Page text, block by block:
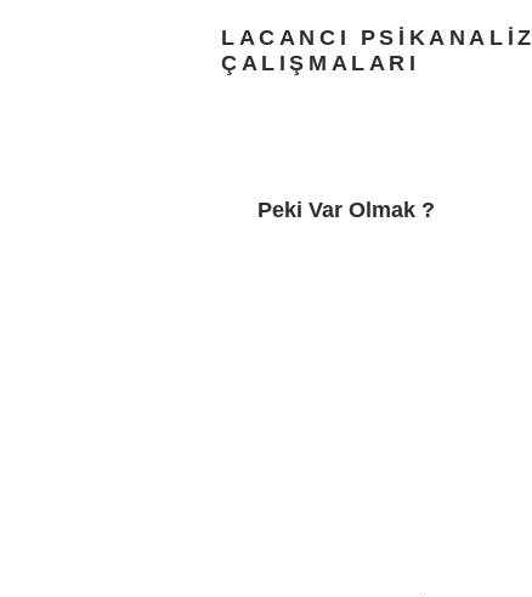
LACANCI PSİKANALİZ
ÇALIŞMALARI
Peki Var Olmak ?